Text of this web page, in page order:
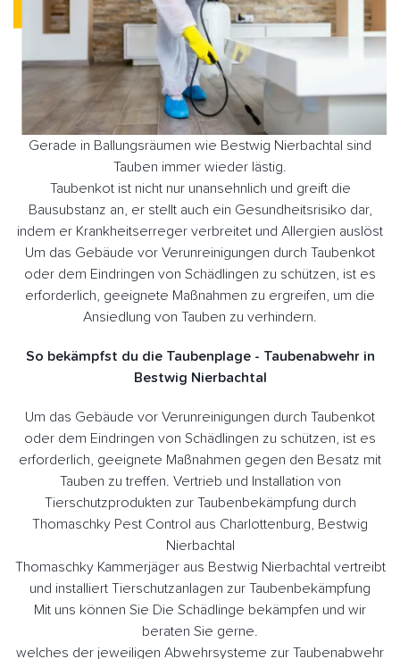
Gerade in Ballungsräumen wie Bestwig Nierbachtal sind
Tauben immer wieder lästig.
Taubenkot ist nicht nur unansehnlich und greift die
Bausubstanz an, er stellt auch ein Gesundheitsrisiko dar,
indem er Krankheitserreger verbreitet und Allergien auslöst
Um das Gebäude vor Verunreinigungen durch Taubenkot
oder dem Eindringen von Schädlingen zu schützen, ist es
erforderlich, geeignete Maßnahmen zu ergreifen, um die
Ansiedlung von Tauben zu verhindern.
So bekämpfst du die Taubenplage - Taubenabwehr in
Bestwig Nierbachtal
Um das Gebäude vor Verunreinigungen durch Taubenkot
oder dem Eindringen von Schädlingen zu schützen, ist es
erforderlich, geeignete Maßnahmen gegen den Besatz mit
Tauben zu treffen. Vertrieb und Installation von
Tierschutzprodukten zur Taubenbekämpfung durch
Thomaschky Pest Control aus Charlottenburg, Bestwig
Nierbachtal
Thomaschky Kammerjäger aus Bestwig Nierbachtal vertreibt
und installiert Tierschutzanlagen zur Taubenbekämpfung
Mit uns können Sie Die Schädlinge bekämpfen und wir
beraten Sie gerne.
welches der jeweiligen Abwehrsysteme zur Taubenabwehr